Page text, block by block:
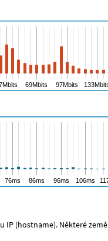
(hostname). Některé